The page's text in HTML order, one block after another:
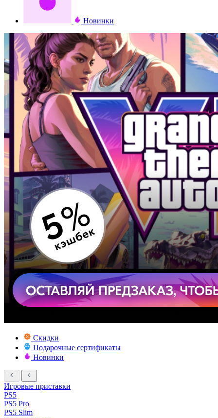
Новинки
Скидки
Подарочные сертификаты
Новинки
Игровые приставки
PS5
PS5 Pro
PS5 Slim